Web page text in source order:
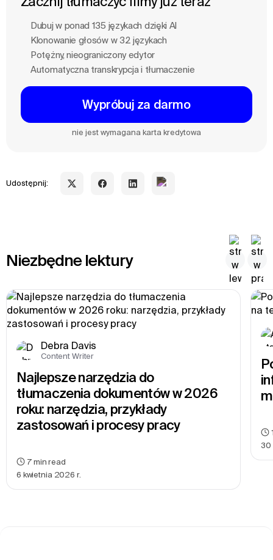
Dubuj w ponad 135 językach dzięki Al
Klonowanie głosów w 32 językach
Potężny, nieograniczony edytor
Automatyczna transkrypcja i tłumaczenie
Wypróbuj za darmo
nie jest wymagana karta kredytowa
Udostępnij:
Niezbędne lektury
Debra Davis
Content Writer
Najlepsze narzędzia do
tłumaczenia dokumentów w 2026
roku: narzędzia, przykłady
zastosowań i procesy pracy
6 kwietnia 2026 r.
7 min read
30